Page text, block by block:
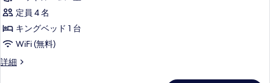
示
す
る
ッ
ド
2
の
ン
グ
ル
ベ
ド
Room,
1
King
の
定員 4 名
キングベッド 1 台
WiFi (無料)
詳細
Shangri-